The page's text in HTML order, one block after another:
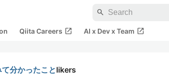
search
Qiita Careers open_in_new AI x Dev x Team open_in_new
分かったことlikers